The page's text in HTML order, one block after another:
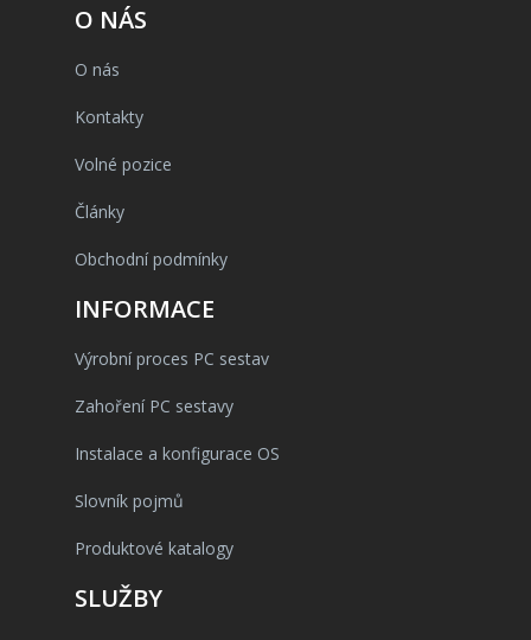
O NÁS
O nás
Kontakty
Volné pozice
Články
Obchodní podmínky
INFORMACE
Výrobní proces PC sestav
Zahoření PC sestavy
Instalace a konfigurace OS
Slovník pojmů
Produktové katalogy
SLUŽBY